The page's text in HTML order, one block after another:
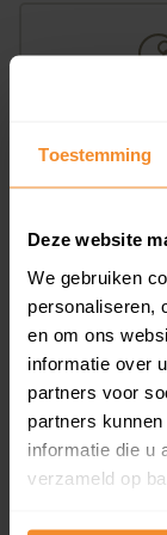
Toestemming
Deze website
We gebruiken
personaliseren,
en om ons
informatie over
partners voor
partners
informatie die u
verzameld op
93%